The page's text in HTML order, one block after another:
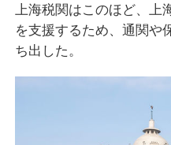
上海税関はこのほど、
を支援するため、通関や
ち出した。